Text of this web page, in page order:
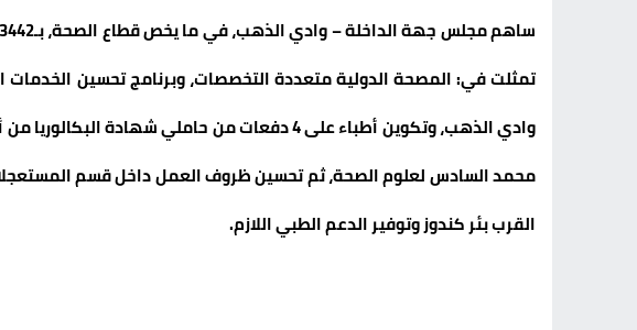
تمثلت في: المصحة الدولية متعددة التخصصات، وبرنامج تحسين
وادي الذهب، وتكوين أطباء على 4 دفعات من حاملي
محمد السادس لعلوم الصحة، ثم تحسين ظروف العمل داخل قسم
القرب بئر كندوز وتوفير الدعم الطبي اللازم.